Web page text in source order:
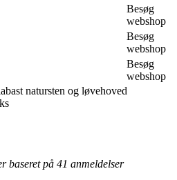
Besøg
webshop
Besøg
webshop
Besøg
webshop
natursten og løvehoved
baseret på 41 anmeldelser